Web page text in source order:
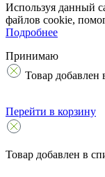
Используя данный
файлов cookie,
Подробнее
Принимаю
Товар добавлен
Перейти в корзину
Товар добавлен в